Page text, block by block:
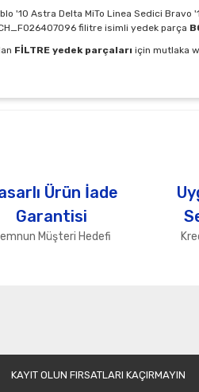
'10 Astra Delta MiTo Linea Sedici
filitre isimli yedek parça
FİLTRE yedek parçaları için mutlaka
Gönder
Ürün İade
Garantisi
Müşteri Hedefi
KAYIT OLUN FIRSATLARI KAÇIRMAYIN